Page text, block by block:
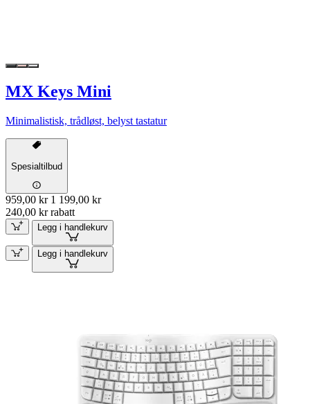
MX Keys Mini
Minimalistisk, trådløst, belyst tastatur
Spesialtilbud
959,00 kr 1 199,00 kr
240,00 kr rabatt
Legg i handlekurv
Legg i handlekurv